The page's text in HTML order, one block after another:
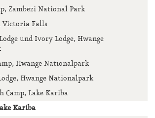
Zambezi National Park
Victoria Falls
und Ivory Lodge, Hwange
Hwange Nationalpark
Hwange Nationalpark
Camp, Lake Kariba
Kariba